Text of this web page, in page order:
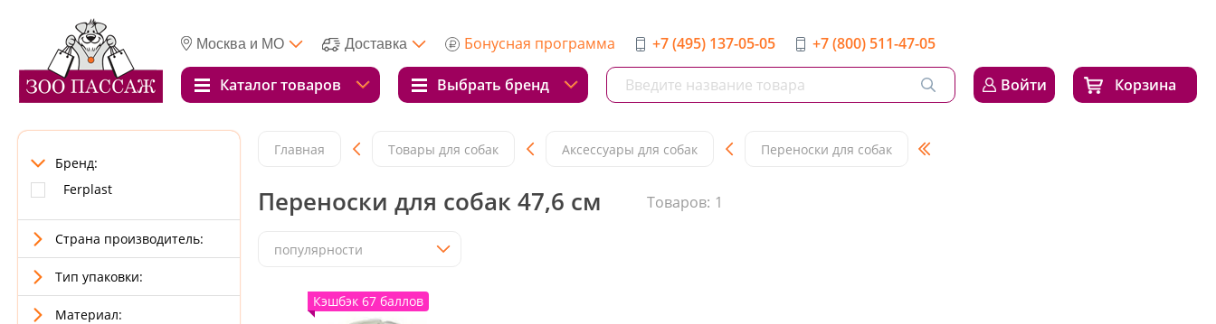
Москва и МО Доставка Бонусная программа +7 (495) 137-05-05 +7 (800) 511-47-05
Каталог товаров Выбрать бренд Войти Корзина
Бренд:
Ferplast
Страна производитель:
Тип упаковки:
Материал:
Главная Товары для собак Аксессуары для собак Переноски для собак
Переноски для собак 47,6 см Товаров: 1
популярности
Кэшбэк 67 баллов